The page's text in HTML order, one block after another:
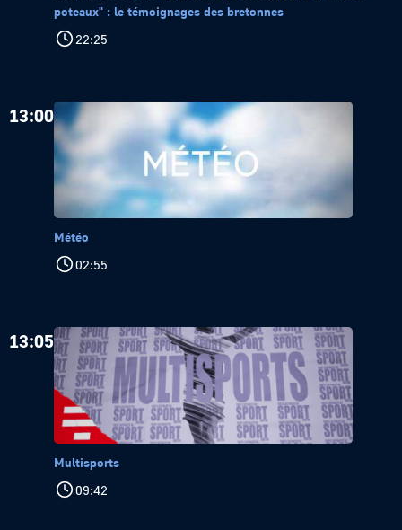
poteaux" : le témoignages des bretonnes
22:25
13:00
Météo
02:55
13:05
Multisports
09:42